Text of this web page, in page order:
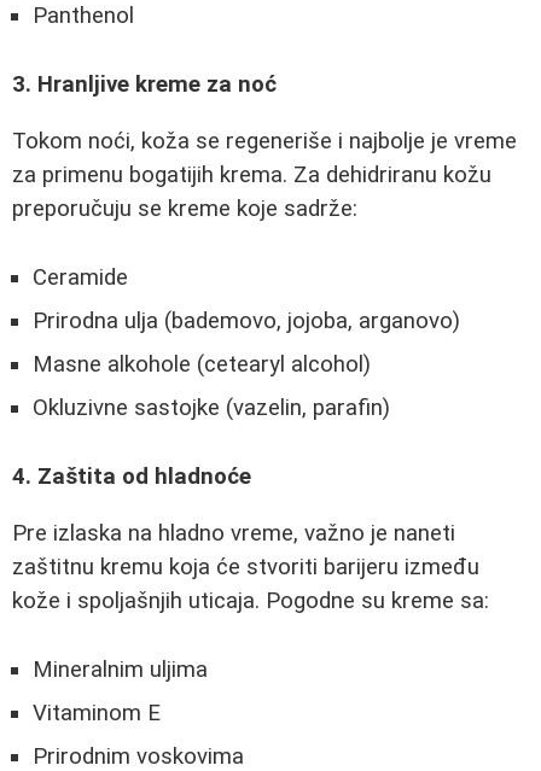
Panthenol
3. Hranljive kreme za noć
Tokom noći, koža se regeneriše i najbolje je vreme
za primenu bogatijih krema. Za dehidriranu kožu
preporučuju se kreme koje sadrže:
Ceramide
Prirodna ulja (bademovo, jojoba, arganovo)
Masne alkohole (cetearyl alcohol)
Okluzivne sastojke (vazelin, parafin)
4. Zaštita od hladnoće
Pre izlaska na hladno vreme, važno je naneti
zaštitnu kremu koja će stvoriti barijeru između
kože i spoljašnjih uticaja. Pogodne su kreme sa:
Mineralnim uljima
Vitaminom E
Prirodnim voskovima